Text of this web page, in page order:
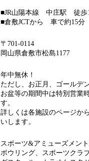
■JR山陽本線 中庄駅 徒歩
■倉敷JCTから 車で約15分
〒701-0114
岡山県倉敷市松島1177
年中無休！
ただし、お正月、ゴールデ
お盆等の期間中は特別営業
す。
詳しくは各施設のページか
いします。
スポーツ&アミューズメン
ボウリング
スポーツクラ